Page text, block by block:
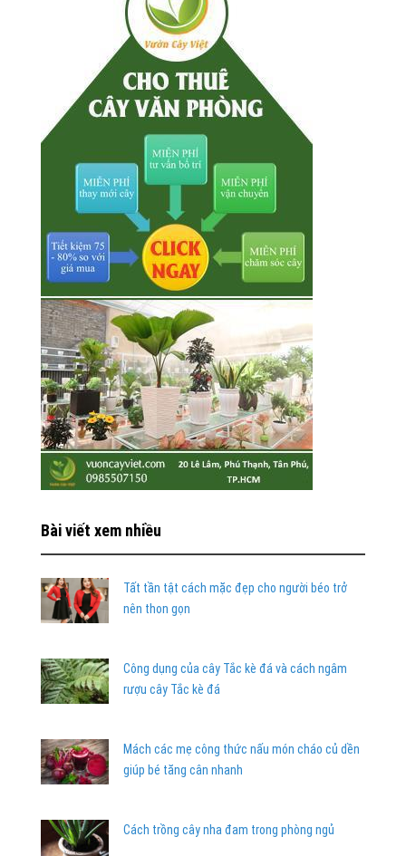
Bài viết xem nhiều
Tất tần tật cách mặc đẹp cho người béo trở
nên thon gọn
Công dụng của cây Tắc kè đá và cách ngâm
rượu cây Tắc kè đá
Mách các mẹ công thức nấu món cháo củ dền
giúp bé tăng cân nhanh
Cách trồng cây nha đam trong phòng ngủ